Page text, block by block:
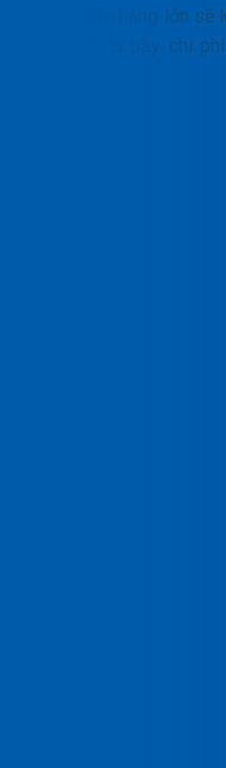
thước kiện hàng lớn
tính. Đây là bẫy chi